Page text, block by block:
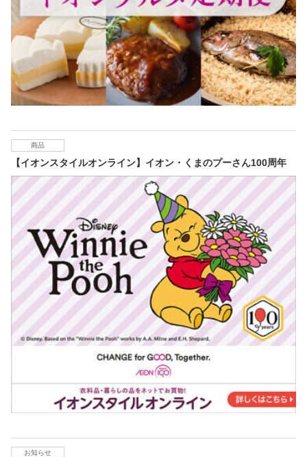
商品
【イオンスタイルオンライン】イオン・くまのプーさん100周年
お知らせ